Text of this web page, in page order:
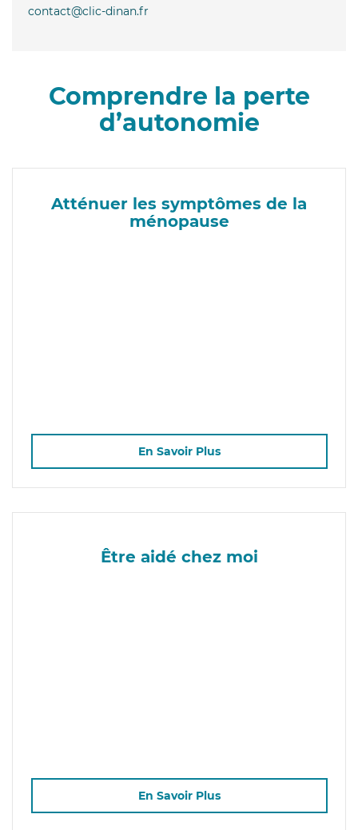
contact@clic-dinan.fr
Comprendre la perte
d’autonomie
Atténuer les symptômes de la
ménopause
En Savoir Plus
Être aidé chez moi
En Savoir Plus